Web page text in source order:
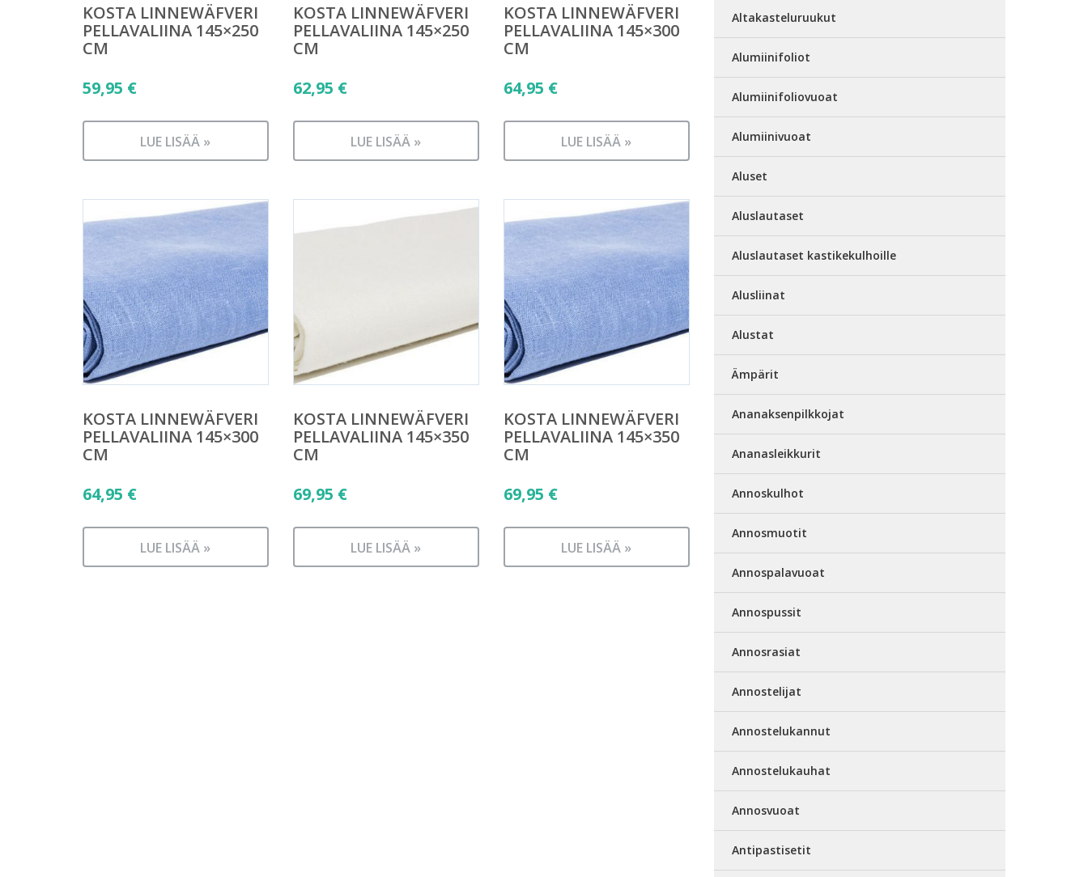
KOSTA LINNEWÄFVERI
PELLAVALIINA 145×250
CM
59,95 €
LUE LISÄÄ »
KOSTA LINNEWÄFVERI
PELLAVALIINA 145×250
CM
62,95 €
LUE LISÄÄ »
KOSTA LINNEWÄFVERI
PELLAVALIINA 145×300
CM
64,95 €
LUE LISÄÄ »
KOSTA LINNEWÄFVERI
PELLAVALIINA 145×300
CM
64,95 €
LUE LISÄÄ »
KOSTA LINNEWÄFVERI
PELLAVALIINA 145×350
CM
69,95 €
LUE LISÄÄ »
KOSTA LINNEWÄFVERI
PELLAVALIINA 145×350
CM
69,95 €
LUE LISÄÄ »
Altakasteluruukut
Alumiinifoliot
Alumiinifoliovuoat
Alumiinivuoat
Aluset
Aluslautaset
Aluslautaset kastikekulhoille
Alusliinat
Alustat
Ämpärit
Ananaksenpilkkojat
Ananasleikkurit
Annoskulhot
Annosmuotit
Annospalavuoat
Annospussit
Annosrasiat
Annostelijat
Annostelukannut
Annostelukauhat
Annosvuoat
Antipastisetit